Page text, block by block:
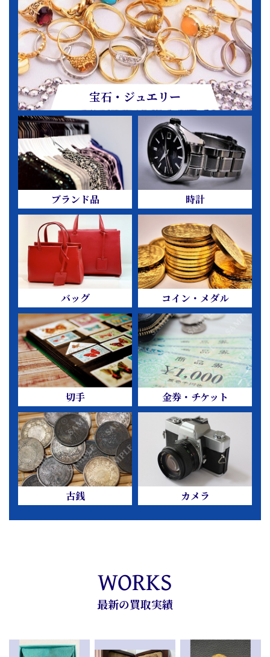
宝石・ジュエリー
ブランド品 時計
バッグ コイン・メダル
切手 金券・チケット
古銭 カメラ
WORKS
最新の買取実績